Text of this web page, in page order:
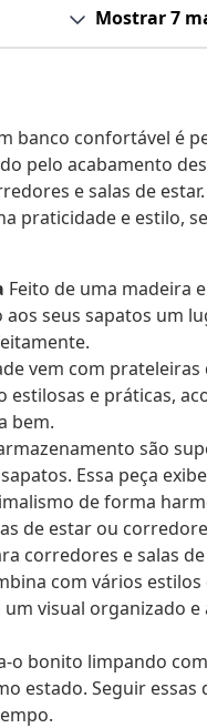
Mostrar 7
banco confortável é
pelo acabamento
e salas de
praticidade e estilo,
Feito de uma madeira
seus sapatos um
vem com
estilosas e práticas,
bem.
são
Essa peça
de forma
de estar ou
corredores e salas
com vários
visual organizado
o bonito limpando
estado. Seguir essas